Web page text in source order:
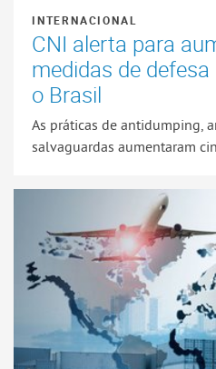
INTERNACIONAL
CNI alerta para
medidas de
o Brasil
As práticas de antidumping,
salvaguardas aumentaram